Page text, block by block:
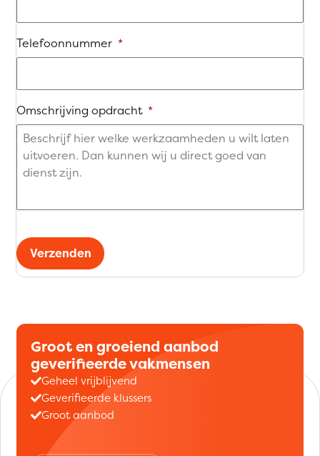
Telefoonnummer *
Omschrijving opdracht *
Verzenden
Groot en groeiend aanbod
geverifieerde vakmensen
Geheel vrijblijvend
Geverifieerde klussers
Groot aanbod